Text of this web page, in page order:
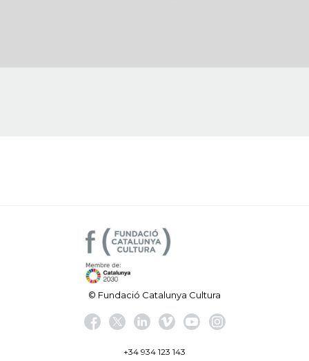
© Fundació Catalunya Cultura
+34 934 123 143